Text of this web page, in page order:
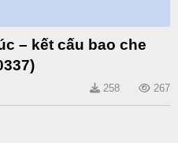
– kết cấu bao che
258 267